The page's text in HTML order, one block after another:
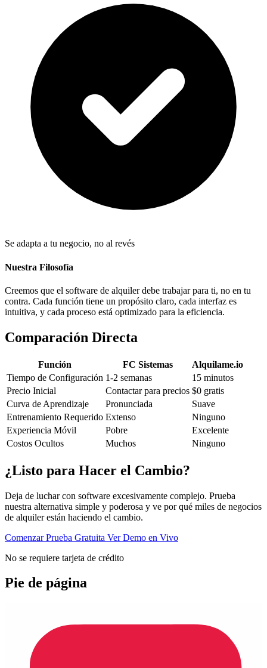
Se adapta a tu negocio, no al revés
Nuestra Filosofía
Creemos que el software de alquiler debe trabajar para ti, no en tu
contra. Cada función tiene un propósito claro, cada interfaz es
intuitiva, y cada proceso está optimizado para la eficiencia.
Comparación Directa
Función FC Sistemas
Alquilame.io
Tiempo de Configuración 1-2 semanas
15 minutos
Precio Inicial
Contactar para precios $0 gratis
Curva de Aprendizaje
Pronunciada
Suave
Entrenamiento Requerido Extenso
Ninguno
Experiencia Móvil
Pobre
Excelente
Costos Ocultos
Muchos Ninguno
¿Listo para Hacer el Cambio?
Deja de luchar con software excesivamente complejo. Prueba
nuestra alternativa simple y poderosa y ve por qué miles de negocios
de alquiler están haciendo el cambio.
Comenzar Prueba Gratuita Ver Demo en Vivo
No se requiere tarjeta de crédito
Pie de página